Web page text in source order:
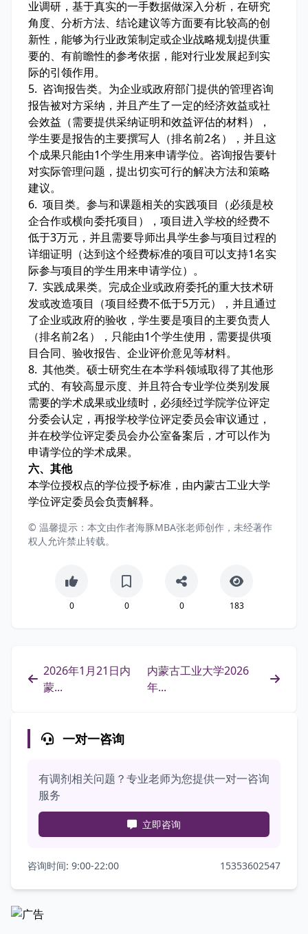
业调研，基于真实的一手数据做深入分析，在研究
角度、分析方法、结论建议等方面要有比较高的创
新性，能够为行业政策制定或企业战略规划提供重
要的、有前瞻性的参考依据，能对行业发展起到实
际的引领作用。
5. 咨询报告类。为企业或政府部门提供的管理咨询
报告被对方采纳，并且产生了一定的经济效益或社
会效益（需要提供采纳证明和效益评估的材料），
学生要是报告的主要撰写人（排名前2名），并且这
个成果只能由1个学生用来申请学位。咨询报告要针
对实际管理问题，提出切实可行的解决方法和策略
建议。
6. 项目类。参与和课题相关的实践项目（必须是校
企合作或横向委托项目），项目进入学校的经费不
低于3万元，并且需要导师出具学生参与项目过程的
详细证明（达到这个经费标准的项目可以支持1名实
际参与项目的学生用来申请学位）。
7. 实践成果类。完成企业或政府委托的重大技术研
发或改造项目（项目经费不低于5万元），并且通过
了企业或政府的验收，学生要是项目的主要负责人
（排名前2名），只能由1个学生使用，需要提供项
目合同、验收报告、企业评价意见等材料。
8. 其他类。硕士研究生在本学科领域取得了其他形
式的、有较高显示度、并且符合专业学位类别发展
需要的学术成果或业绩时，必须经过学院学位评定
分委会认定，再报学校学位评定委员会审议通过，
并在校学位评定委员会办公室备案后，才可以作为
申请学位的学术成果。
六、其他
本学位授权点的学位授予标准，由内蒙古工业大学
学位评定委员会负责解释。
© 温馨提示：本文由作者海豚MBA张老师创作，未经著作
权人允许禁止转载。
0 0 0 183
2026年1月21日内
蒙...
内蒙古工业大学2026
年...
一对一咨询
有调剂相关问题？专业老师为您提供一对一咨询
服务
立即咨询
咨询时间: 9:00-22:00 15353602547